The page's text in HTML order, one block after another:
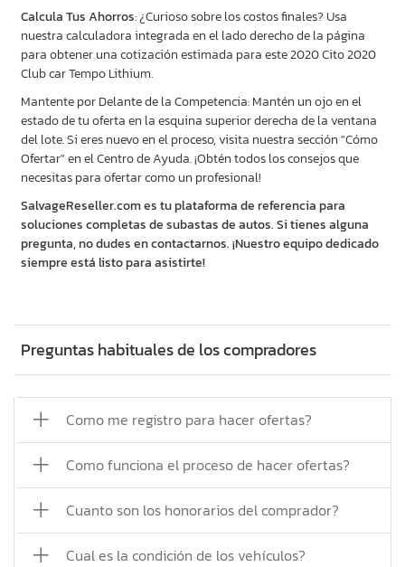
Preguntas habituales de los compradores
Como me registro para hacer ofertas?
Como funciona el proceso de hacer ofertas?
Cuanto son los honorarios del comprador?
Cual es la condición de los vehículos?
Calcula Tus Ahorros: ¿Curioso sobre los costos finales? Usa
nuestra calculadora integrada en el lado derecho de la página
para obtener una cotización estimada para este 2020 Cito 2020
Club car Tempo Lithium.
Mantente por Delante de la Competencia: Mantén un ojo en el
estado de tu oferta en la esquina superior derecha de la ventana
del lote. Si eres nuevo en el proceso, visita nuestra sección "Cómo
Ofertar" en el Centro de Ayuda. ¡Obtén todos los consejos que
necesitas para ofertar como un profesional!
SalvageReseller.com es tu plataforma de referencia para
soluciones completas de subastas de autos. Si tienes alguna
pregunta, no dudes en contactarnos. ¡Nuestro equipo dedicado
siempre está listo para asistirte!